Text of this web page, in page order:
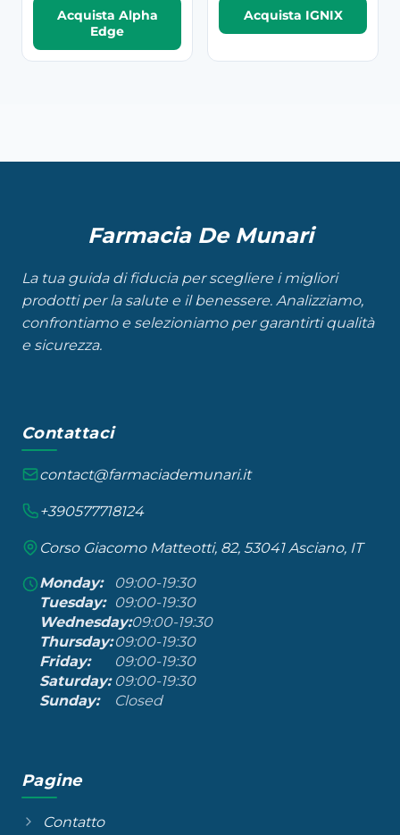
Acquista Alpha
Edge
Acquista IGNIX
Farmacia De Munari
La tua guida di fiducia per scegliere i migliori
prodotti per la salute e il benessere. Analizziamo,
confrontiamo e selezioniamo per garantirti qualità
e sicurezza.
Contattaci
contact@farmaciademunari.it
+390577718124
Corso Giacomo Matteotti, 82, 53041 Asciano, IT
Monday:
09:00-19:30
Tuesday:
09:00-19:30
Wednesday:09:00-19:30
Thursday: 09:00-19:30
Friday:
09:00-19:30
Saturday: 09:00-19:30
Sunday:
Closed
Pagine
Contatto